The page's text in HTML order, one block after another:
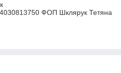
ФОП Шклярук Тетяна